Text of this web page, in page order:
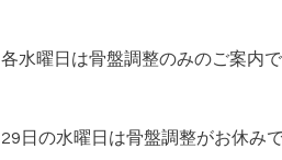
各水曜日は骨盤調整のみのご案内
29日の水曜日は骨盤調整がお休み